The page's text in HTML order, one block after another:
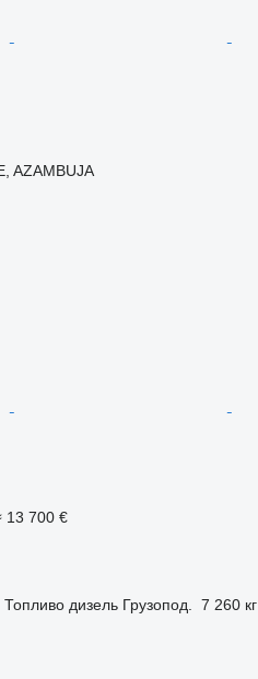
AZAMBUJA
13 700 €
Топливо дизель Грузопод. 7 260 кг